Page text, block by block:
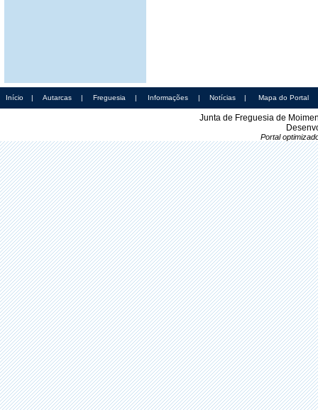
Início | Autarcas | Freguesia | Informações | Notícias | Mapa do Portal
Junta de Freguesia de
Portal